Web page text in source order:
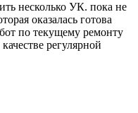
несколько УК. пока не
оказалась готова
по текущему ремонту
регулярной